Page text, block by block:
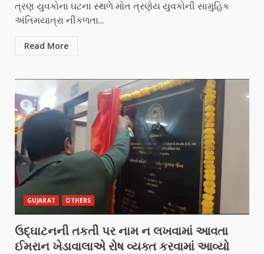
ત્રણ યુવકોના ઘટના સ્થળે મોત ત્રણેય યુવકોની સામુહિક
અંતિમયાત્રા નીકળતા...
Read More
GUJARAT OTHERS
ઉદ્ઘાટનની તકતી પર નામ ન લખવામાં આવતા
ઈમરાન ખેડાવાલાએ રોષ વ્યક્ત કરવામાં આવ્યો